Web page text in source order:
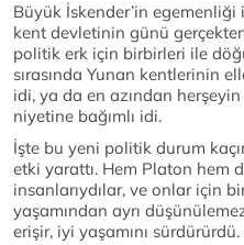
Büyük İskender’in egemenliği
kent devletinin günü
politik erk için birbirleri ile
sırasında Yunan kentlerinin
idi, ya da en azından
niyetine bağımlı idi.
İşte bu yeni politik durum
etki yarattı. Hem Platon hem
insanlarıydılar, ve onlar için
yaşamından ayrı
erişir, iyi yaşamını